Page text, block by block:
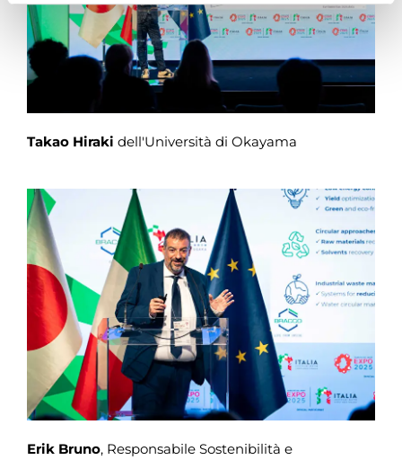
Takao Hiraki dell'Università di Okayama
Erik Bruno, Responsabile Sostenibilità e